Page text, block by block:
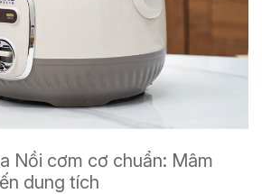
Nồi cơm cơ chuẩn: Mâm
dung tích